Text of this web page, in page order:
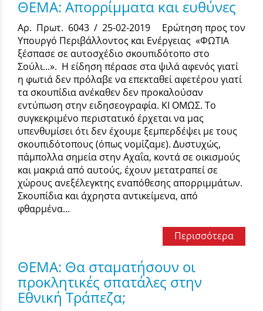
ΘΕΜΑ: Απορρίμματα και ευθύνες
Αρ. Πρωτ. 6043 / 25-02-2019 Ερώτηση προς τον
Υπουργό Περιβάλλοντος και Ενέργειας «ΦΩΤΙΑ
ξέσπασε σε αυτοσχέδιο σκουπιδότοπο στο
Σούλι...». Η είδηση πέρασε στα ψιλά αφενός γιατί
η φωτιά δεν πρόλαβε να επεκταθεί αφετέρου γιατί
τα σκουπίδια ανέκαθεν δεν προκαλούσαν
εντύπωση στην ειδησεογραφία. ΚΙ ΟΜΩΣ. Το
συγκεκριµένο περιστατικό έρχεται να µας
υπενθυµίσει ότι δεν έχουµε ξεµπερδέψει µε τους
σκουπιδότοπους (όπως νοµίζαµε). ∆υστυχώς,
πάµπολλα σηµεία στην Αχαΐα, κοντά σε οικισµούς
και µακριά από αυτούς, έχουν µετατραπεί σε
χώρους ανεξέλεγκτης εναπόθεσης απορριµµάτων.
Σκουπίδια και άχρηστα αντικείµενα, από
φθαρµένα...
Περισσότερα
ΘΕΜΑ: Θα σταματήσουν οι
προκλητικές σπατάλες στην
Εθνική Τράπεζα;